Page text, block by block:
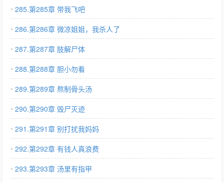
285.第285章 带我飞吧
286.第286章 微凉姐姐，我杀人了
287.第287章 肢解尸体
288.第288章 胆小勿看
289.第289章 熬制骨头汤
290.第290章 毁尸灭迹
291.第291章 别打扰我妈妈
292.第292章 有钱人真浪费
293.第293章 汤里有指甲